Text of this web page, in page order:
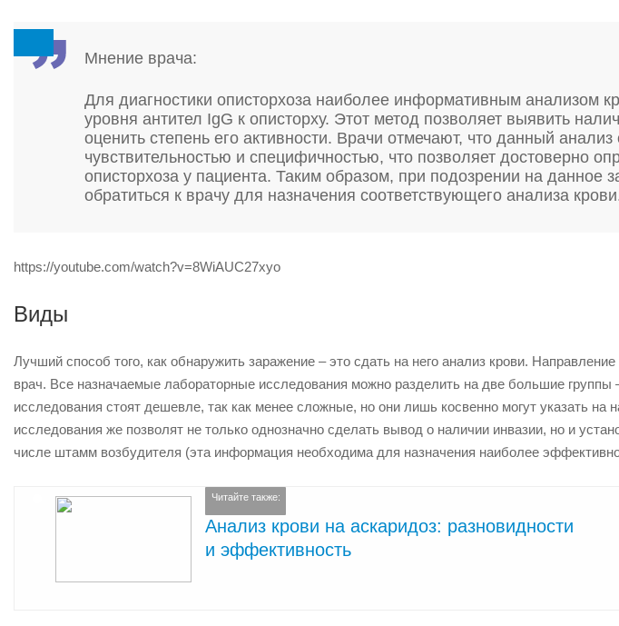
Мнение врача:
Для диагностики описторхоза наиболее информативным анализом
уровня антител IgG к описторху. Этот метод позволяет выявить
оценить степень его активности. Врачи отмечают, что данный
чувствительностью и специфичностью, что позволяет достоверно
описторхоза у пациента. Таким образом, при подозрении на данное
обратиться к врачу для назначения соответствующего анализа
https://youtube.com/watch?v=8WiAUC27xyo
Виды
Лучший способ того, как обнаружить заражение – это сдать на него анализ крови.
врач. Все назначаемые лабораторные исследования можно разделить на две большие
исследования стоят дешевле, так как менее сложные, но они лишь косвенно могут указать на
исследования же позволят не только однозначно сделать вывод о наличии инвазии, но и
числе штамм возбудителя (эта информация необходима для назначения наиболее
Читайте также:
Анализ крови на аскаридоз: разновидности
и эффективность